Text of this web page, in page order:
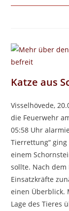
Katze aus
Visselhövede,
die Feuerwehr
05:58 Uhr
Tierrettung“
einem
sollte. Nach
Einsatzkräfte
einen Überblick.
Lage des Tieres